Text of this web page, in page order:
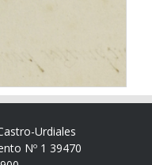
Urdiales
Nº 1 39470